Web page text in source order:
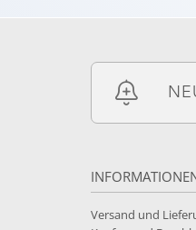
Versand und